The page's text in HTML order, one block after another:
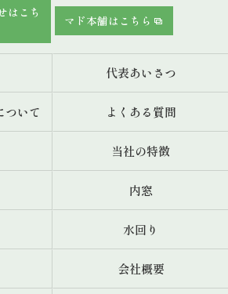
はこち
マド本舗はこちら
代表あいさつ
ついて よくある質問
当社の特徴
内窓
水回り
会社概要